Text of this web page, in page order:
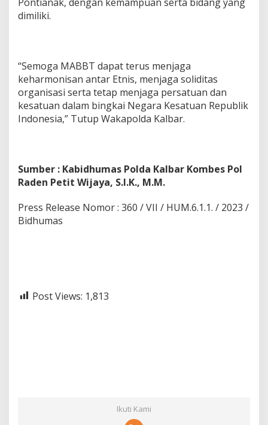
dimiliki.
“Semoga MABBT dapat terus menjaga
keharmonisan antar Etnis, menjaga soliditas
organisasi serta tetap menjaga persatuan dan
kesatuan dalam bingkai Negara Kesatuan Republik
Indonesia,” Tutup Wakapolda Kalbar.
Sumber : Kabidhumas Polda Kalbar Kombes Pol
Raden Petit Wijaya, S.I.K., M.M.
Press Release Nomor : 360 / VII / HUM.6.1.1. / 2023 /
Bidhumas
Post Views: 1,813
Ikuti Kami